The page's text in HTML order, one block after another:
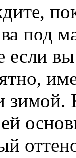
под
если вы
зимой.